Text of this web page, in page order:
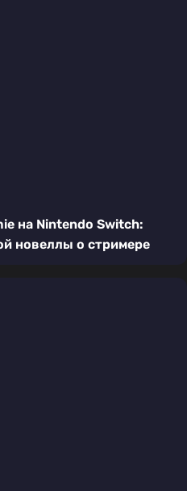
на Nintendo Switch:
новеллы о стримере